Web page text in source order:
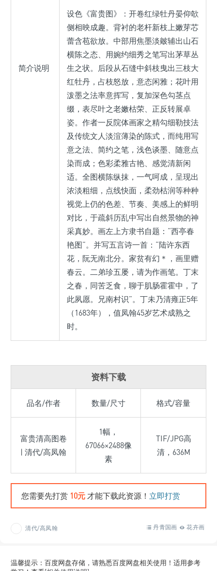
简介说明
设色《富贵图》：开卷红绿牡丹晏仰欹
侧相映成趣。背衬的老杆新枝上嫩芽芯
蕾含苞欲放。中部用焦墨淡皴辅出山石
横陈之态、用婉约细秀之笔写出茅草丛
生之状。后段从石缝中斜枝曳出三枝大
红牡丹，占枝怒放，意态闲雅；花叶用
泼墨之法率意挥写，复加深色勾茎点
缀，表尽叶之老嫩枯荣、正反转展卓
姿。作者一反院体画家之精勾细勒技法
及传统文人淡渲薄染的陈式，而纯用写
意之法、简约之笔，浅色谈墨、随意点
染而成；色彩柔雅古艳、感觉清新闲
适。全图横陈纵抹，一气呵成，呈现出
浓淡粗细，点线快面，柔劲枯润等种种
视觉上仍的色差、节奏、美感上的鲜明
对比，于疏斜历乱中写出自然景物的神
采真妙。画左上方隶书自题：“西亭春
艳图”。并写五言诗一首：“陆许东西
花，阮无南北分。家贫有幻＊，画里赠
春云。二弟珍五屡，请为作画笔。丁末
之春，同苦乏食，聊于肌肠霍霍中，了
此夙愿。兄南村识”。丁未乃清雍正5年
（1683年），值凤翰45岁艺术成熟之
时。
资料下载
品名/作者 数量/尺寸 格式/容量
富贵清高图卷
| 清代/高凤翰
1幅，
67066×2488像
素
TIF/JPG高
清，636M
您需要先打赏 10元 才能下载此资源！ 立即打赏
清代/高凤翰 花卉画
丹青国画
温馨提示：百度网盘存储，请熟悉百度网盘相关使用！适用参考